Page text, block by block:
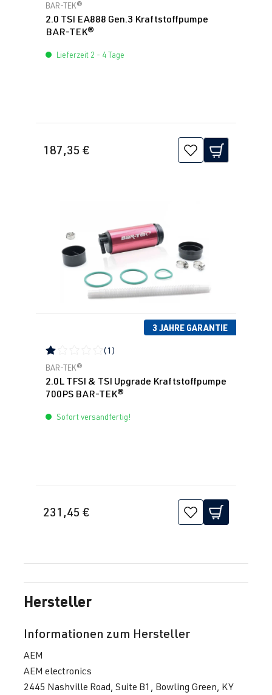
Durchschnittliche Bewertung von 3 von 5 Sternen
BAR-TEK®
2.0 TSI EA888 Gen.3 Kraftstoffpumpe
BAR-TEK®
Lieferzeit 2 - 4 Tage
187,35 €
3 JAHRE GARANTIE
Durchschnittliche Bewertung von 1 von 5 Sternen
(1)
BAR-TEK®
2.0L TFSI & TSI Upgrade Kraftstoffpumpe
700PS BAR-TEK®
Sofort versandfertig!
231,45 €
Hersteller
Informationen zum Hersteller
AEM
AEM electronics
2445 Nashville Road, Suite B1, Bowling Green, KY